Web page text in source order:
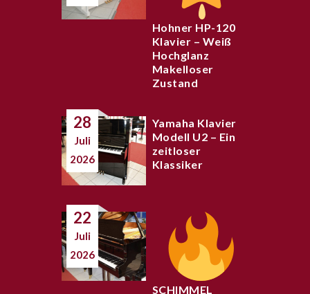
Hohner HP-120
Klavier – Weiß
Hochglanz
Makelloser
Zustand
28
Juli
2026
Yamaha Klavier
Modell U2 – Ein
zeitloser
Klassiker
22
Juli
2026
SCHIMMEL